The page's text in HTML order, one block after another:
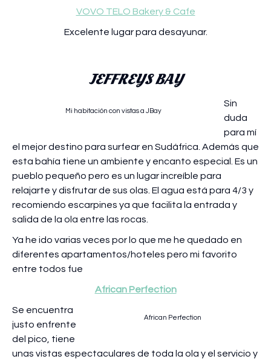
VOVO TELO Bakery & Cafe
Excelente lugar para desayunar.
JEFFREYS BAY
Mi habitación con vistas a JBay
Sin
duda
para mí
el mejor destino para surfear en Sudáfrica. Además que
esta bahía tiene un ambiente y encanto especial. Es un
pueblo pequeño pero es un lugar increíble para
relajarte y disfrutar de sus olas. El agua está para 4/3 y
recomiendo escarpines ya que facilita la entrada y
salida de la ola entre las rocas.
Ya he ido varias veces por lo que me he quedado en
diferentes apartamentos/hoteles pero mi favorito
entre todos fue
African Perfection
African Perfection
Se encuentra
justo enfrente
del pico, tiene
unas vistas espectaculares de toda la ola y el servicio y